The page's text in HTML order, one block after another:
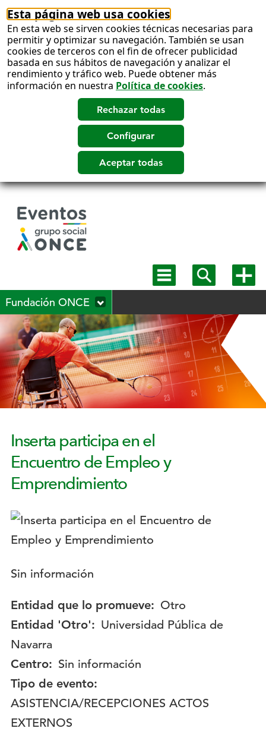
Esta página web usa cookies
En esta web se sirven cookies técnicas necesarias para
permitir y optimizar su navegación. También se usan
cookies de terceros con el fin de ofrecer publicidad
basada en sus hábitos de navegación y analizar el
rendimiento y tráfico web. Puede obtener más
información en nuestra Política de cookies.
Mostrar
menú
Mostrar
buscadormás
Fundación ONCE
Inserta participa en el
Encuentro de Empleo y
Emprendimiento
Logotipo:
Descripción:
Sin información
Entidad que lo promueve: Otro
Entidad 'Otro': Universidad Pública de
Navarra
Centro: Sin información
Tipo de evento:
ASISTENCIA/RECEPCIONES ACTOS
EXTERNOS